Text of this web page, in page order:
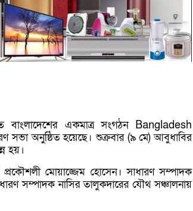
একমাত্র সংগঠন Bangladesh
সভা অনুষ্ঠিত হয়েছে। শুক্রবার (৯ মে) আবুধাবির
হয়।
মোয়াজ্জেম হোসেন। সাধারণ সম্পাদক
সম্পাদক নাসির তালুকদারের যৌথ সঞ্চালনায়